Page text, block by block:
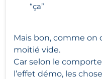
“ça”
Mais bon, comme on
moitié vide.
Car selon le
l’effet démo, les